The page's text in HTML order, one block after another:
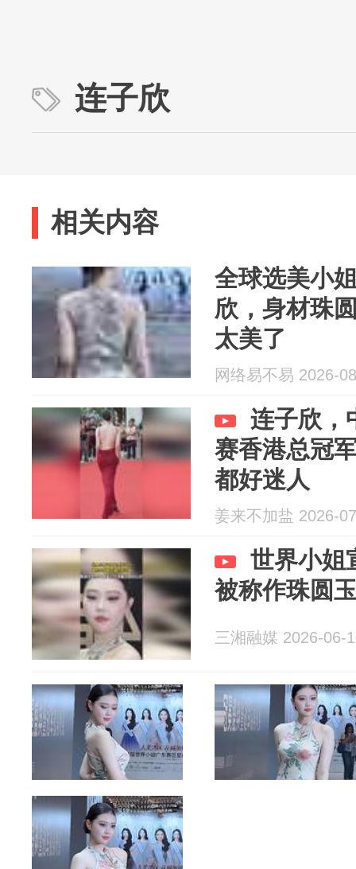
连子欣
相关内容
全球选美小
欣，身材珠
太美了
网络易不易 2026-
连子欣，
赛香港总冠
都好迷人
姜来不加盐 2026-
世界小姐
被称作珠圆
三湘融媒 2026-06-